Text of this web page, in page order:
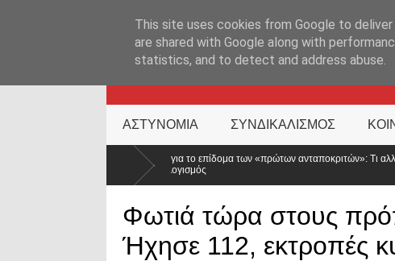
KATEHACKER
ΑΣΤΥΝΟΜΙΑ ΣΥΝΔΙΚΑΛΙΣΜΟΣ
ΚΥΑ για το επίδομα των «πρώτων ανταποκριτών»: Τι αλλάζει, τι μένει ίδιο και γιατί
Φωτιά τώρα στους
Ήχησε 112, εκτροπές
This site uses cookies from Google to
are shared with Google along with
statistics, and to detect and address abuse.